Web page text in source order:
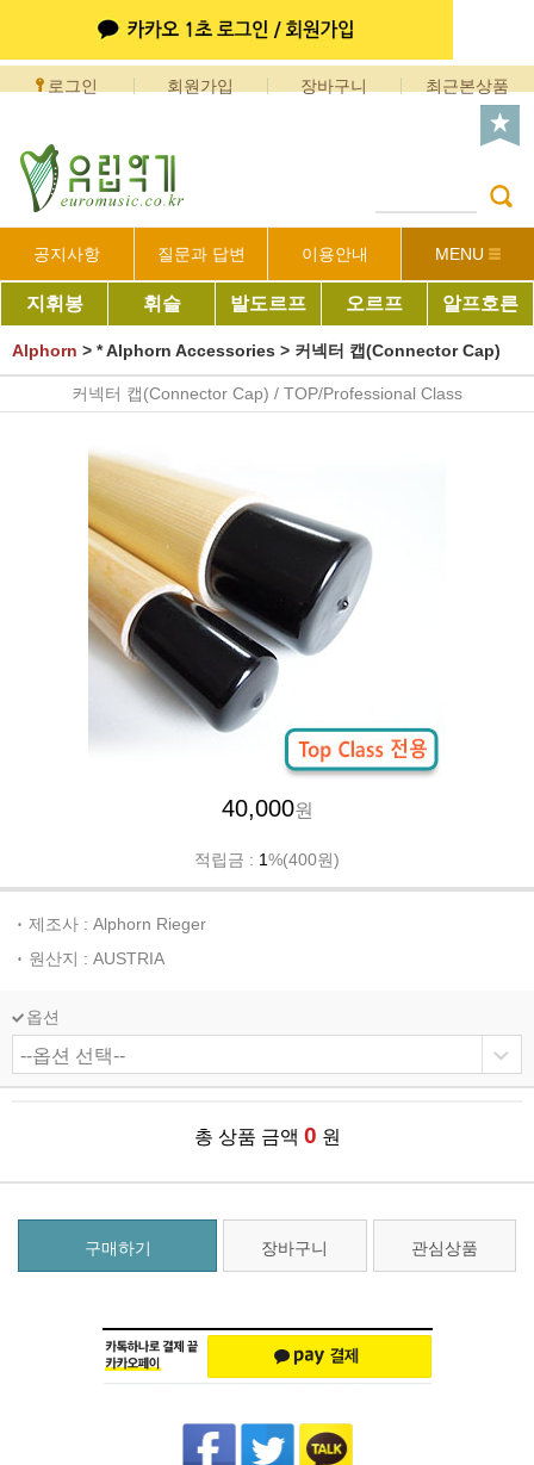
로그인 회원가입 장바구니 최근본상품
공지사항 질문과 답변 이용안내 MENU
지휘봉 휘슬 발도르프 오르프 알프호른
Alphorn > * Alphorn Accessories > 커넥터 캡(Connector Cap)
커넥터 캡(Connector Cap) / TOP/Professional Class
40,000원
적립금 : 1%(400원)
제조사 : Alphorn Rieger
원산지 : AUSTRIA
옵션
총 상품 금액 0 원
구매하기 장바구니 관심상품